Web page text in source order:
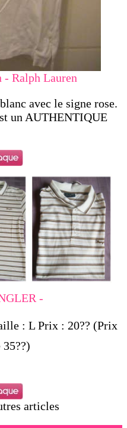
- Ralph Lauren
avec le signe rose.
un AUTHENTIQUE
-
: L Prix : 20?? (Prix
articles